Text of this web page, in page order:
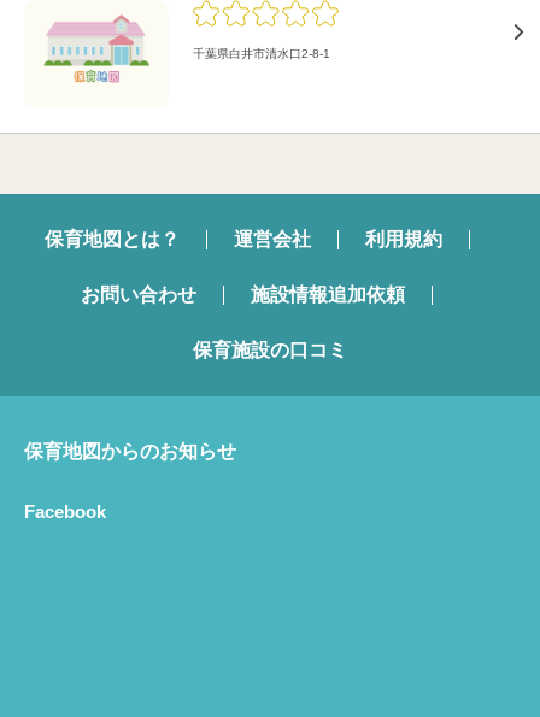
千葉県白井市清水口2-8-1
保育地図とは？ 運営会社 利用規約
お問い合わせ 施設情報追加依頼
保育施設の口コミ
保育地図からのお知らせ
Facebook